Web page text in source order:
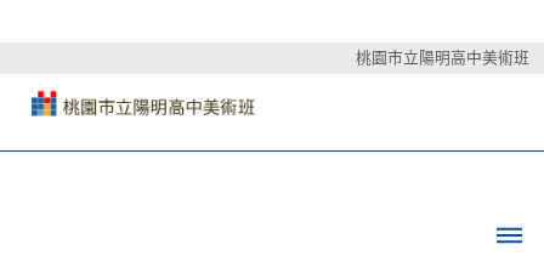
桃園市立陽明高中美術班